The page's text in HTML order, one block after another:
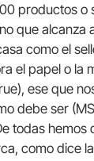
productos o
que alcanza
como el
el papel o la
ese que
debe ser
todas
como dice